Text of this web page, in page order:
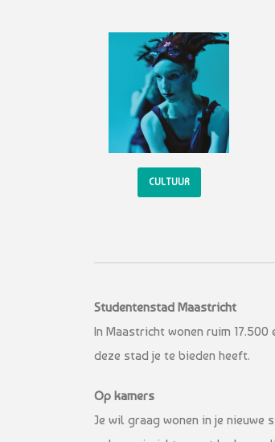
CULTUUR
Studentenstad Maastricht
In Maastricht wonen ruim
deze stad je te bieden heeft.
Op kamers
Je wil graag wonen in je nieuwe